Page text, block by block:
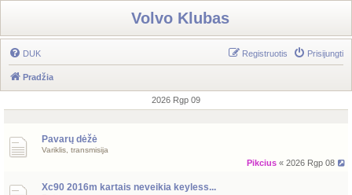
Volvo Klubas
DUK Prisijungti
Registruotis
Pradžia
2026 Rgp 09
Pavarų dėžė
Variklis, transmisija
Pikcius « 2026 Rgp 08
Xc90 2016m kartais neveikia keyless...